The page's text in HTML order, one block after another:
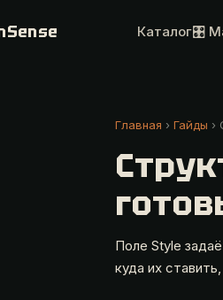
Каталог🎛
Главная › Гайды ›
Поле Style
куда их